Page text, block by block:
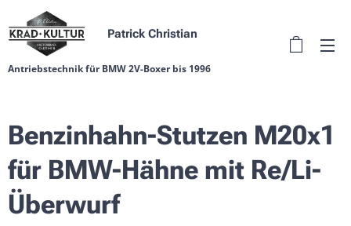
Patrick Christian
Antriebstechnik für BMW 2V-Boxer bis 1996
Benzinhahn-Stutzen M20x1
für BMW-Hähne mit Re/Li-
Überwurf